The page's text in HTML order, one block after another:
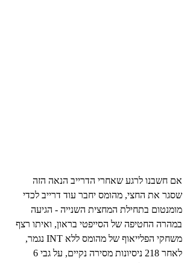
אם חשבנו לרגע שאחרי הדרייב הנאה הזה
שסגר את החצי, מהומס יחבר עוד דרייב לכדי
מומנטום בתחילת המחצית השנייה - הגיעה
במהרה החטיפה של הסייפטי בראון, ואיתו רצף
משחקי הפלייאוף של מהומס ללא INT נגמר,